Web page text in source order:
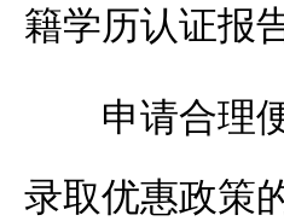
籍学历认证报
申请合理
录取优惠政策